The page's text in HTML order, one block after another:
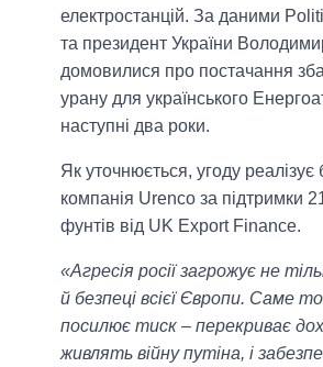
електростанцій. За даними
та президент України
домовилися про постачання
урану для українського
наступні два роки.
Як уточнюється, угоду реалізує
компанія Urenco за підтримки
фунтів від UK Export Finance.
«Агресія росії загрожує не
й безпеці всієї Європи. Саме
посилює тиск – перекриває
живлять війну путіна, і